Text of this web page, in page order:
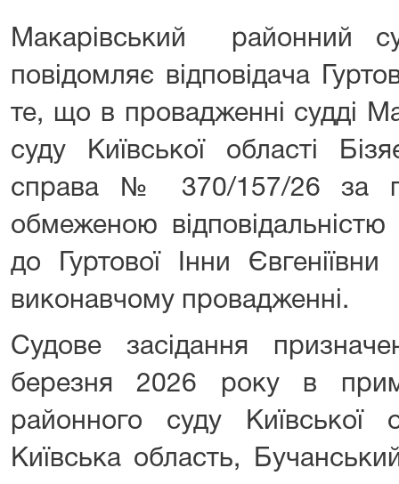
Макарівський районний
повідомляє відповідача
те, що в провадженні судді
суду Київської області
справа № 370/157/26 за
обмеженою
до Гуртової Інни
виконавчому провадженні.
Судове засідання
березня 2026 року в
районного суду
Київська область,